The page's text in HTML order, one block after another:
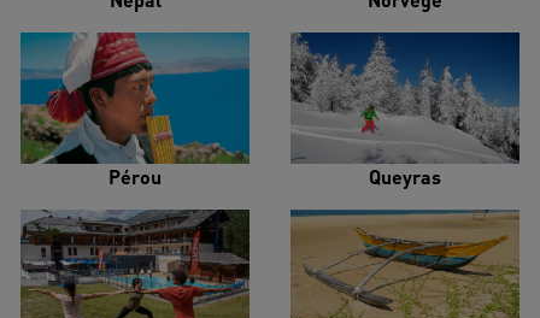
Pérou Queyras